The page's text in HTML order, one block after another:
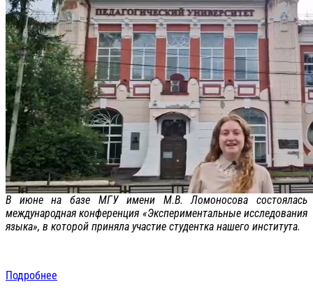
В июне на базе МГУ имени М.В. Ломоносова состоялась
международная конференция «Экспериментальные исследования
языка», в которой приняла участие студентка нашего института.
Подробнее